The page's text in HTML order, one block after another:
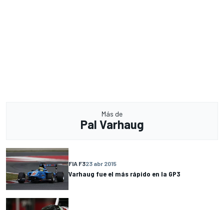
Más de
Pal Varhaug
FIA F323 abr 2015
Varhaug fue el más rápido en la GP3